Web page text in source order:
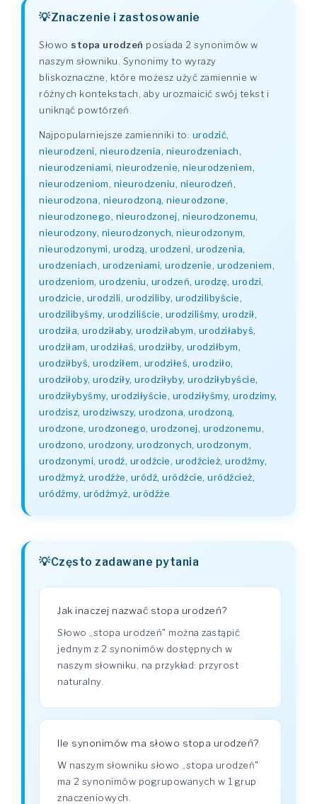
Znaczenie i zastosowanie
Słowo stopa urodzeń posiada 2 synonimów w
naszym słowniku. Synonimy to wyrazy
bliskoznaczne, które możesz użyć zamiennie w
różnych kontekstach, aby urozmaicić swój tekst i
uniknąć powtórzeń.
Najpopularniejsze zamienniki to: urodzić,
nieurodzeni, nieurodzenia, nieurodzeniach,
nieurodzeniami, nieurodzenie, nieurodzeniem,
nieurodzeniom, nieurodzeniu, nieurodzeń,
nieurodzona, nieurodzoną, nieurodzone,
nieurodzonego, nieurodzonej, nieurodzonemu,
nieurodzony, nieurodzonych, nieurodzonym,
nieurodzonymi, urodzą, urodzeni, urodzenia,
urodzeniach, urodzeniami, urodzenie, urodzeniem,
urodzeniom, urodzeniu, urodzeń, urodzę, urodzi,
urodzicie, urodzili, urodziliby, urodzilibyście,
urodzilibyśmy, urodziliście, urodziliśmy, urodził,
urodziła, urodziłaby, urodziłabym, urodziłabyś,
urodziłam, urodziłaś, urodziłby, urodziłbym,
urodziłbyś, urodziłem, urodziłeś, urodziło,
urodziłoby, urodziły, urodziłyby, urodziłybyście,
urodziłybyśmy, urodziłyście, urodziłyśmy, urodzimy,
urodzisz, urodziwszy, urodzona, urodzoną,
urodzone, urodzonego, urodzonej, urodzonemu,
urodzono, urodzony, urodzonych, urodzonym,
urodzonymi, urodź, urodźcie, urodźcież, urodźmy,
urodźmyż, urodźże, uródź, uródźcie, uródźcież,
uródźmy, uródźmyż, uródźże
Często zadawane pytania
Jak inaczej nazwać stopa urodzeń?
Słowo „stopa urodzeń" można zastąpić
jednym z 2 synonimów dostępnych w
naszym słowniku, na przykład: przyrost
naturalny.
Ile synonimów ma słowo stopa urodzeń?
W naszym słowniku słowo „stopa urodzeń"
ma 2 synonimów pogrupowanych w 1 grup
znaczeniowych.